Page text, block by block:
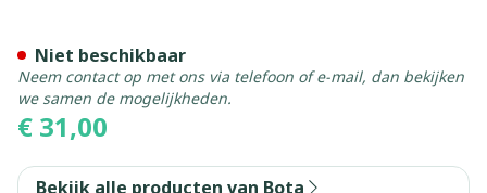
€ 31,00
Niet beschikbaar
Neem contact op met ons via telefoon of e-mail, dan bekijken
we samen de mogelijkheden.
Bekijk alle producten van Bota